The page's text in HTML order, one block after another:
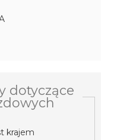
dotyczące
krajem